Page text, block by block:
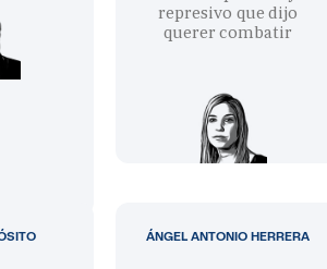
represivo que dijo
querer combatir
ÁNGEL ANTONIO HERRERA